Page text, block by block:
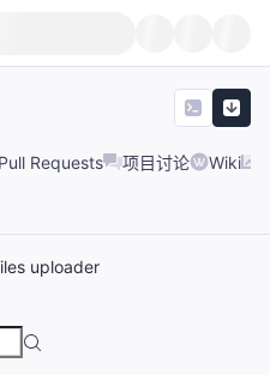
Pull Requests 项目讨论 Wiki
uploader